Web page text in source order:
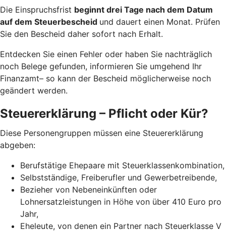
Die Einspruchsfrist beginnt drei Tage nach dem Datum
auf dem Steuerbescheid und dauert einen Monat. Prüfen
Sie den Bescheid daher sofort nach Erhalt.
Entdecken Sie einen Fehler oder haben Sie nachträglich
noch Belege gefunden, informieren Sie umgehend Ihr
Finanzamt– so kann der Bescheid möglicherweise noch
geändert werden.
Steuererklärung – Pflicht oder Kür?
Diese Personengruppen müssen eine Steuererklärung
abgeben:
Berufstätige Ehepaare mit Steuerklassenkombination,
Selbstständige, Freiberufler und Gewerbetreibende,
Bezieher von Nebeneinkünften oder
Lohnersatzleistungen in Höhe von über 410 Euro pro
Jahr,
Eheleute, von denen ein Partner nach Steuerklasse V